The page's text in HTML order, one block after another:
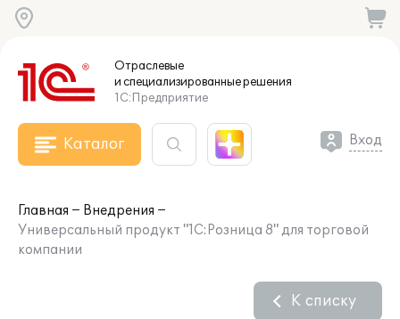
Отраслевые
и специализированныерешения
1С:Предприятие
Каталог Вход
Главная
Внедрения
Универсальный продукт "1С:Розница 8" для торговой
компании
К списку